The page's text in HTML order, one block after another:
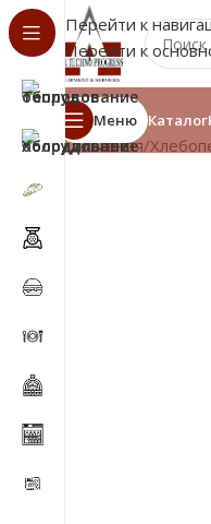
Перейти к
Перейти к
Меню Каталог
Главная/